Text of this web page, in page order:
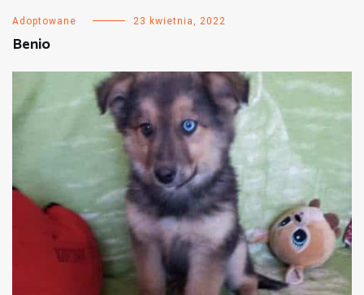
Adoptowane 23 kwietnia, 2022
Benio